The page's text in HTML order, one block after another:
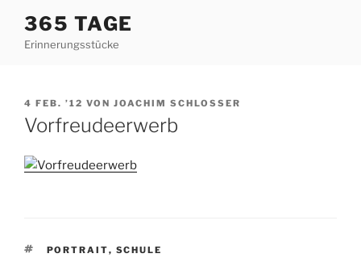
Inhalt
springen
365 TAGE
Erinnerungsstücke
VERÖFFENTLICHT
AM
4 FEB. ’12 VON JOACHIM SCHLOSSER
Vorfreudeerwerb
SCHLAGWÖRTER
PORTRAIT, SCHULE